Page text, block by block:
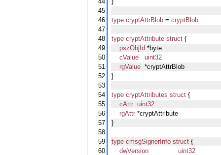
45
46
47
48
49
50
51
52
53
54
55
56
57
58
59
60
type cryptAttrBlob = cryptBlob
type cryptAttribute struct {
pszObjId *byte
cValue
uint32
rgValue
  *cryptAttrBlob
}
type cryptAttributes struct {
cAttr uint32
rgAttr *cryptAttribute
}
type cmsgSignerInfo struct {
dwVersion
uint32